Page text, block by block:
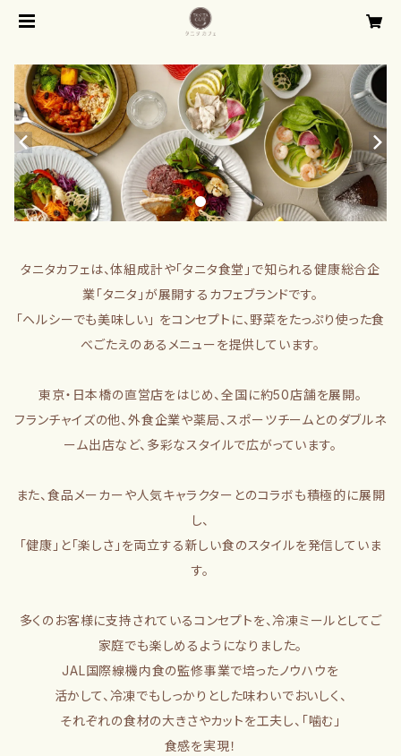
タニタカフェは、体組成計や「タニタ食堂」で知られる健康総合企
業「タニタ」が展開するカフェブランドです。
「ヘルシーでも美味しい」 をコンセプトに、野菜をたっぷり使った食
べごたえのあるメニューを提供しています。
東京・日本橋の直営店をはじめ、全国に約50店舗を展開。
フランチャイズの他、外食企業や薬局、スポーツチームとのダブルネ
ーム出店など、多彩なスタイルで広がっています。
また、食品メーカーや人気キャラクターとのコラボも積極的に展開
し、
「健康」と「楽しさ」を両立する新しい食のスタイルを発信していま
す。
多くのお客様に支持されているコンセプトを、冷凍ミールとしてご
家庭でも楽しめるようになりました。
JAL国際線機内食の監修事業で培ったノウハウを
活かして、冷凍でもしっかりとした味わいでおいしく、
それぞれの食材の大きさやカットを工夫し、「噛む」
食感を実現！